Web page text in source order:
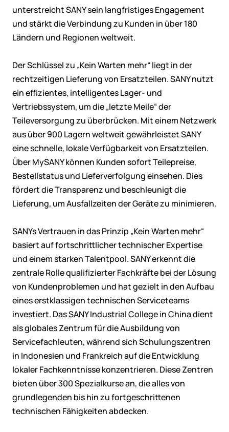
unterstreicht SANY sein langfristiges Engagement
und stärkt die Verbindung zu Kunden in über 180
Ländern und Regionen weltweit.
Der Schlüssel zu „Kein Warten mehr“ liegt in der
rechtzeitigen Lieferung von Ersatzteilen. SANY nutzt
ein effizientes, intelligentes Lager- und
Vertriebssystem, um die „letzte Meile“ der
Teileversorgung zu überbrücken. Mit einem Netzwerk
aus über 900 Lagern weltweit gewährleistet SANY
eine schnelle, lokale Verfügbarkeit von Ersatzteilen.
Über MySANY können Kunden sofort Teilepreise,
Bestellstatus und Lieferverfolgung einsehen. Dies
fördert die Transparenz und beschleunigt die
Lieferung, um Ausfallzeiten der Geräte zu minimieren.
SANYs Vertrauen in das Prinzip „Kein Warten mehr“
basiert auf fortschrittlicher technischer Expertise
und einem starken Talentpool. SANY erkennt die
zentrale Rolle qualifizierter Fachkräfte bei der Lösung
von Kundenproblemen und hat gezielt in den Aufbau
eines erstklassigen technischen Serviceteams
investiert. Das SANY Industrial College in China dient
als globales Zentrum für die Ausbildung von
Servicefachleuten, während sich Schulungszentren
in Indonesien und Frankreich auf die Entwicklung
lokaler Fachkenntnisse konzentrieren. Diese Zentren
bieten über 300 Spezialkurse an, die alles von
grundlegenden bis hin zu fortgeschrittenen
technischen Fähigkeiten abdecken.